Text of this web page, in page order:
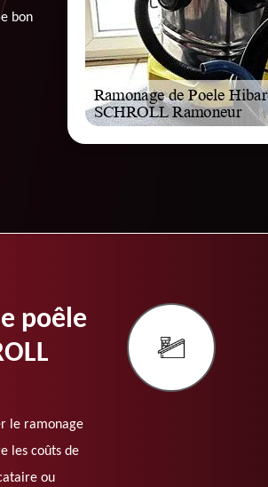
bon
poêle
le ramonage
les coûts de
ou